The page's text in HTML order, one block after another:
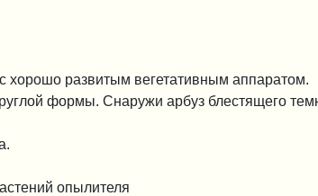
хорошо развитым вегетативным аппаратом.
формы. Снаружи арбуз блестящего
опылителя